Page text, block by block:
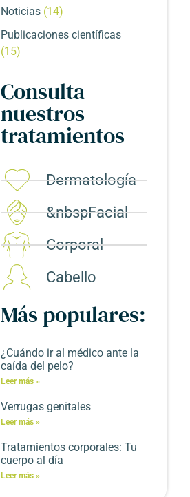
Noticias (14)
Publicaciones científicas
(15)
Consulta
nuestros
tratamientos
Dermatología
&nbspFacial
Corporal​
Cabello
Más populares:
¿Cuándo ir al médico ante la
caída del pelo?
Leer más »
Verrugas genitales
Leer más »
Tratamientos corporales: Tu
cuerpo al día
Leer más »